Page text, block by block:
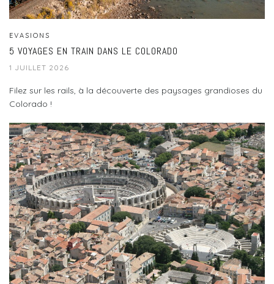
EVASIONS
5 VOYAGES EN TRAIN DANS LE COLORADO
1 JUILLET 2026
Filez sur les rails, à la découverte des paysages grandioses du
Colorado !